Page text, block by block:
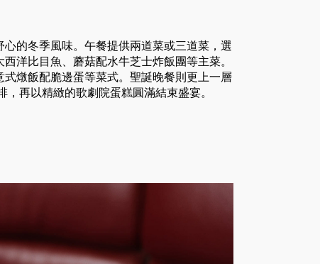
的冬季風味。午餐提供兩道菜或三道菜，選
洋比目魚、蘑菇配水牛芝士炸飯團等主菜。
燉飯配脆邊蛋等菜式。聖誕晚餐則更上一層
再以精緻的歌劇院蛋糕圓滿結束盛宴。